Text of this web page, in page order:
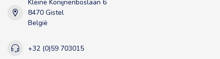
Kleine Konijnenboslaan 6
8470 Gistel
België
+32 (0)59 703015